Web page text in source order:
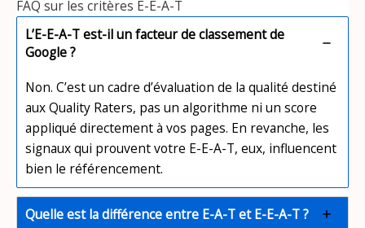
FAQ sur les critères E-E-A-T
L’E-E-A-T est-il un facteur de classement de
Google ?
Non. C’est un cadre d’évaluation de la qualité destiné
aux Quality Raters, pas un algorithme ni un score
appliqué directement à vos pages. En revanche, les
signaux qui prouvent votre E-E-A-T, eux, influencent
bien le référencement.
Quelle est la différence entre E-A-T et E-E-A-T ?